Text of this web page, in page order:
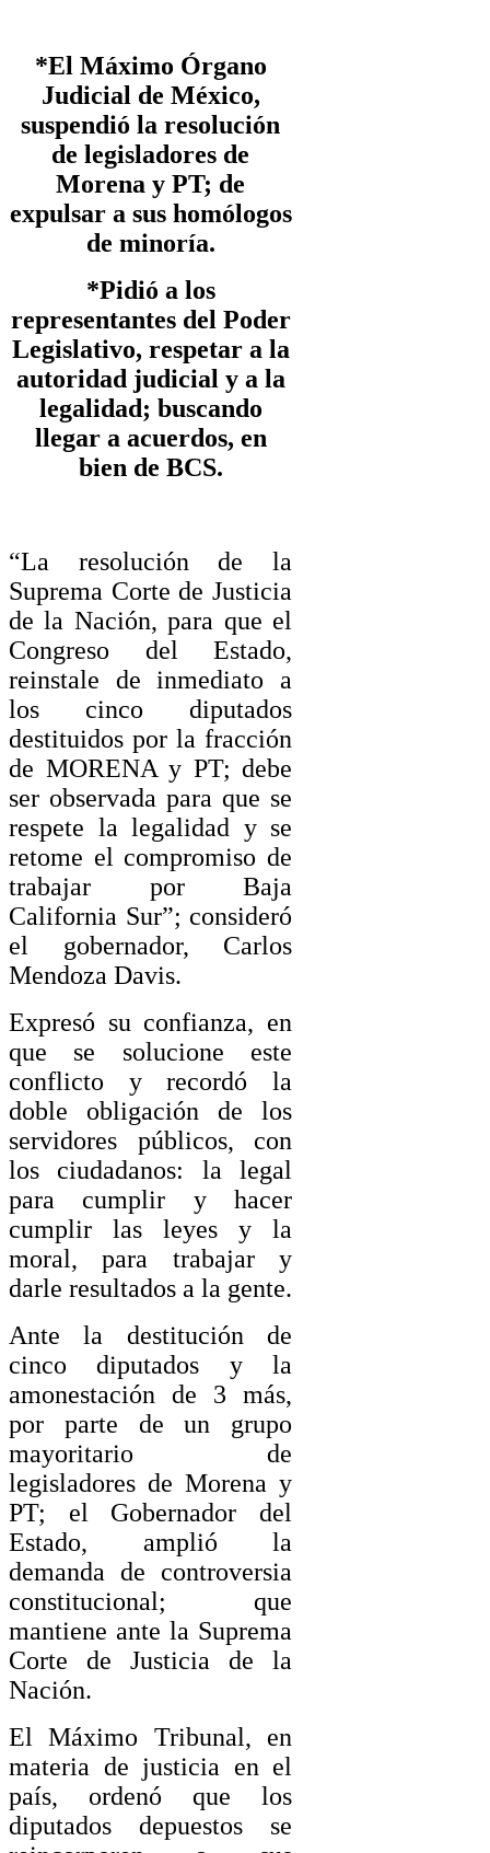
*El Máximo Órgano
Judicial de México,
suspendió la resolución
de legisladores de
Morena y PT; de
expulsar a sus homólogos
de minoría.
*Pidió a los
representantes del Poder
Legislativo, respetar a la
autoridad judicial y a la
legalidad; buscando
llegar a acuerdos, en
bien de BCS.
“La resolución de la
Suprema Corte de Justicia
de la Nación, para que el
Congreso del Estado,
reinstale de inmediato a
los cinco diputados
destituidos por la fracción
de MORENA y PT; debe
ser observada para que se
respete la legalidad y se
retome el compromiso de
trabajar por Baja
California Sur”; consideró
el gobernador, Carlos
Mendoza Davis.
Expresó su confianza, en
que se solucione este
conflicto y recordó la
doble obligación de los
servidores públicos, con
los ciudadanos: la legal
para cumplir y hacer
cumplir las leyes y la
moral, para trabajar y
darle resultados a la gente.
Ante la destitución de
cinco diputados y la
amonestación de 3 más,
por parte de un grupo
mayoritario de
legisladores de Morena y
PT; el Gobernador del
Estado, amplió la
demanda de controversia
constitucional; que
mantiene ante la Suprema
Corte de Justicia de la
Nación.
El Máximo Tribunal, en
materia de justicia en el
país, ordenó que los
diputados depuestos se